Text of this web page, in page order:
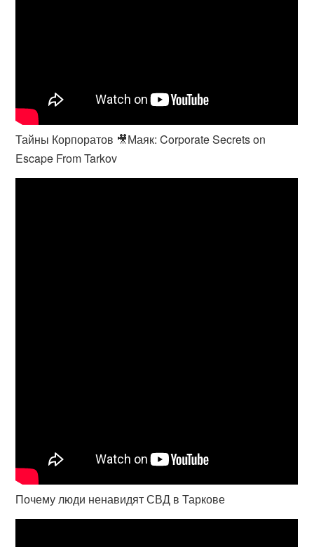
Тайны Корпоратов 🎥Маяк: Corporate Secrets on
Escape From Tarkov
Почему люди ненавидят СВД в Таркове